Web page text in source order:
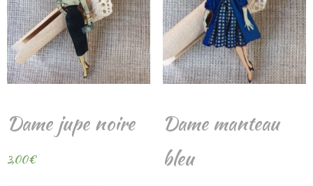
Dame jupe noire
3,00€
Dame manteau
bleu